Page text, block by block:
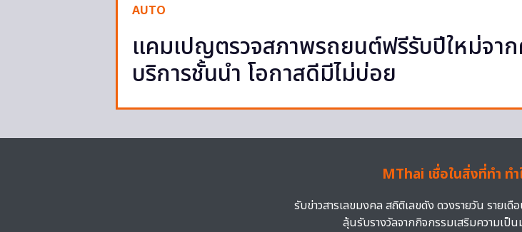
AUTO
แคมเปญตรวจสภาพรถยนต์ฟรีรับปีใหม่จา
บริการชั้นนำ โอกาสดีมีไม่บ่อย
MThai เชื่อในสิ่งที่ทำ ท
รับข่าวสารเลขมงคล สถิติเลขดัง ดวงรายวัน รายเ
ลุ้นรับรางวัลจากกิจกรรมเสริมความเป็